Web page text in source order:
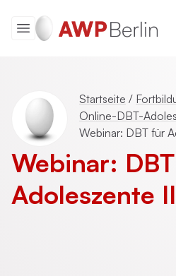
Startseite /
Online-DBT-
Webinar: DBT für
Webinar:
Adoleszente II